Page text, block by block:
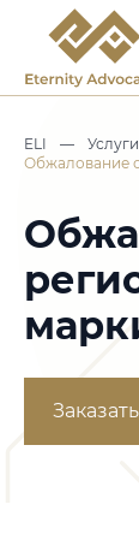
ELI — Услуги
Обжалование